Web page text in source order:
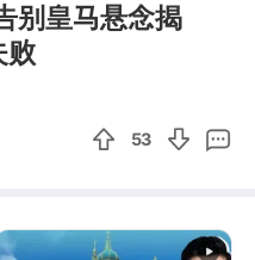
别皇马悬念揭
败
53